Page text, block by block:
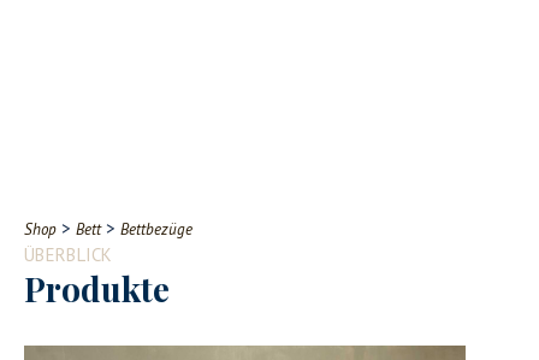
Contact
Shop > Bett> Bettbezüge
ÜBERBLICK
Produkte